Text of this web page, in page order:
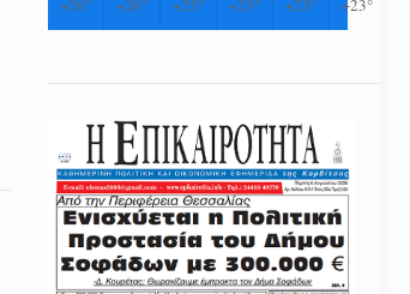
+26° +26° +25° +23° +23° +23°